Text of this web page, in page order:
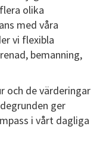
olika
med våra
vi flexibla
bemanning,
och de värderingar
ger
i vårt dagliga